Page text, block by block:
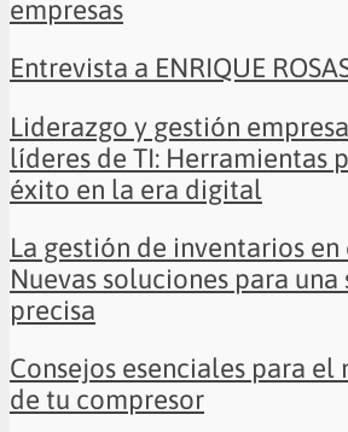
empresas
Entrevista a ENRIQUE
Liderazgo y gestión
líderes de TI: Herramientas
éxito en la era digital
La gestión de inventarios
Nuevas soluciones para
precisa
Consejos esenciales para
de tu compresor